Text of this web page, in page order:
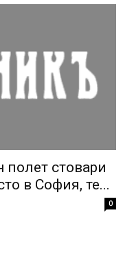
стовари
в София, те...
0